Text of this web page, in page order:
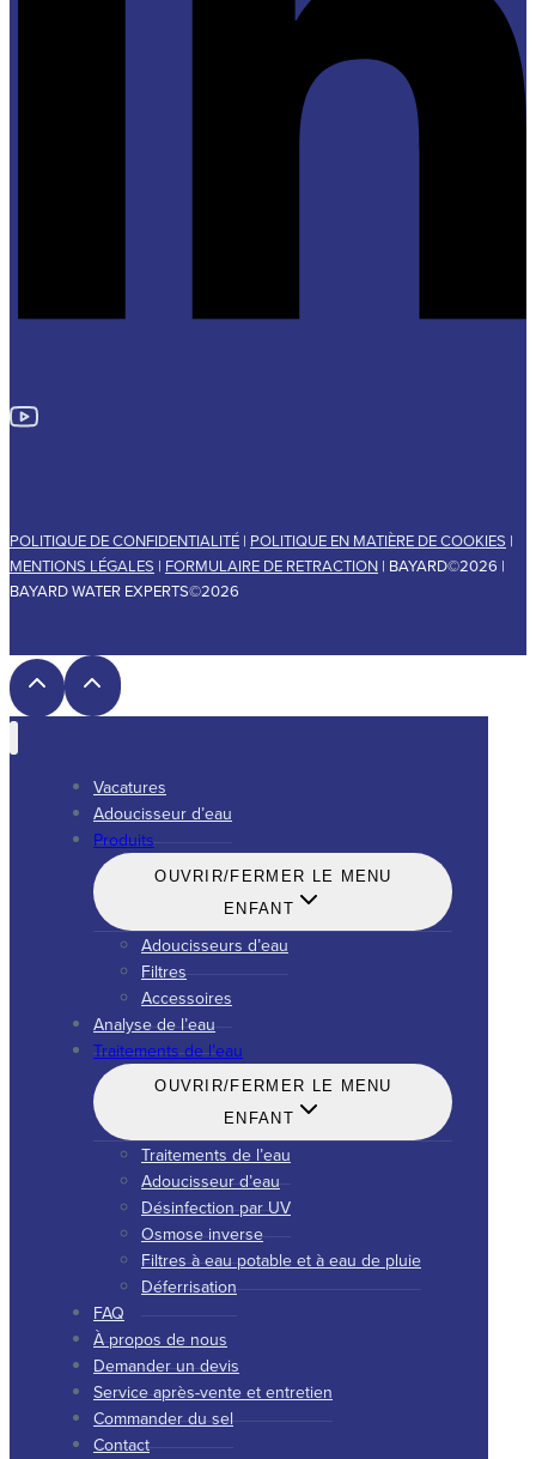
POLITIQUE DE CONFIDENTIALITÉ | POLITIQUE EN MATIÈRE DE COOKIES |
MENTIONS LÉGALES | FORMULAIRE DE RETRACTION | BAYARD©2026 |
BAYARD WATER EXPERTS©2026
Vacatures
Adoucisseur d’eau
Produits
OUVRIR/FERMER LE MENU
ENFANT
Adoucisseurs d’eau
Filtres
Accessoires
Analyse de l’eau
Traitements de l’eau
OUVRIR/FERMER LE MENU
ENFANT
Traitements de l’eau
Adoucisseur d’eau
Désinfection par UV
Osmose inverse
Filtres à eau potable et à eau de pluie
Déferrisation
FAQ
À propos de nous
Demander un devis
Service après-vente et entretien
Commander du sel
Contact